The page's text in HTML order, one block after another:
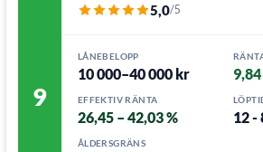
9
5,0/5
LÅNEBELOPP
10 000–40 000 kr
EFFEKTIV RÄNTA
26,45 – 42,03 % 12 -
ÅLDERSGRÄNS